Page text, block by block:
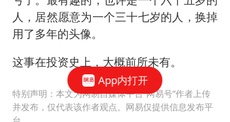
人，居然愿意为一个三十七岁的人，换掉
用了多年的头像。
这事在投资史上，大概前所未有。
特别声明：本文为网易自媒体平台“网易号”作者上传
并发布，仅代表该作者观点。网易仅提供信息发布平
App内打开